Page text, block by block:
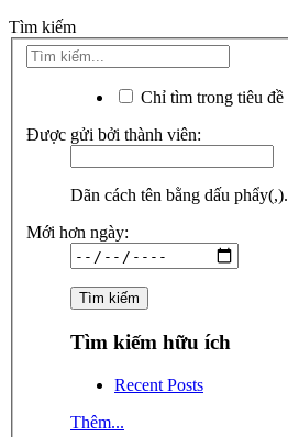
Tìm kiếm
Chỉ tìm trong tiêu đề
Được gửi bởi thành viên:
Dãn cách tên bằng dấu phẩy(,).
Mới hơn ngày:
Tìm kiếm hữu ích
Recent Posts
Thêm...